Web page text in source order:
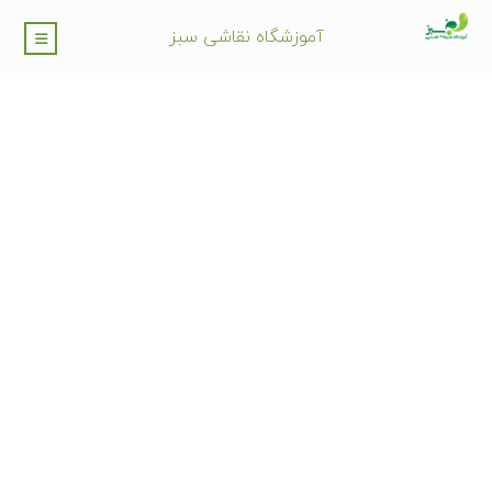
آموزشگاه نقاشی سبز